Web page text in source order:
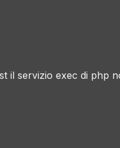
il servizio exec di php